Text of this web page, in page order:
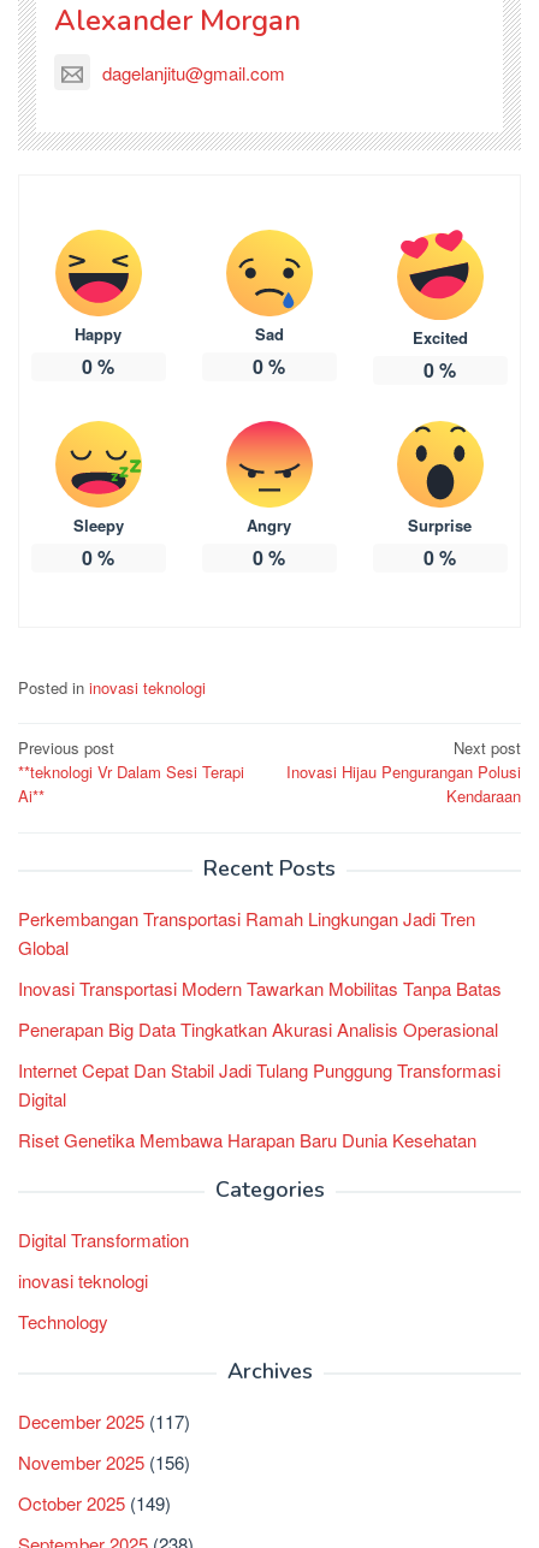
Alexander Morgan
dagelanjitu@gmail.com
Happy
0%
Sad
0%
Excited
0%
Sleepy
0%
Angry
0%
Surprise
0%
Posted in inovasi teknologi
Post
navigation
Previous post
**teknologi Vr Dalam Sesi Terapi
Ai**
Next post
Inovasi Hijau Pengurangan Polusi
Kendaraan
Recent Posts
Perkembangan Transportasi Ramah Lingkungan Jadi Tren
Global
Inovasi Transportasi Modern Tawarkan Mobilitas Tanpa Batas
Penerapan Big Data Tingkatkan Akurasi Analisis Operasional
Internet Cepat Dan Stabil Jadi Tulang Punggung Transformasi
Digital
Riset Genetika Membawa Harapan Baru Dunia Kesehatan
Categories
Digital Transformation
inovasi teknologi
Technology
Archives
December 2025 (117)
November 2025 (156)
October 2025 (149)